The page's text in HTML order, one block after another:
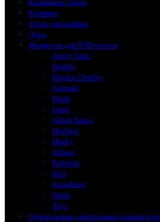
Кальянные смеси
Кальяны
Уголь для кальяна
Доха
Жидкости для POD-систем
Angry Vape
Boshki
Brusko Chubby
Catswill
Duall
Gang
Glitch Sauce
HotSpot
Husky
Inflave
Podonki
Rell
Scandalist
Skala
Toyz
Одноразовые электронные испарители